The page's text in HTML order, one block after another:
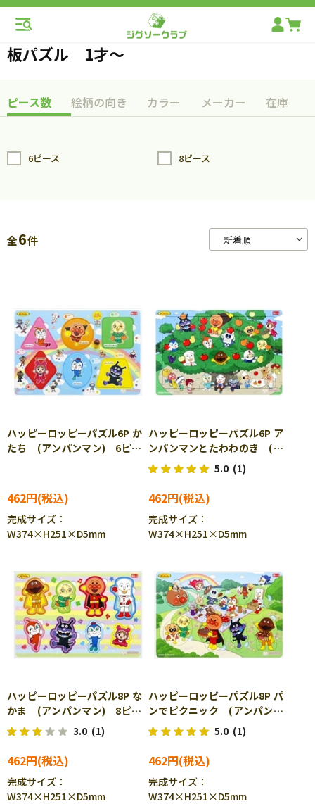
板パズル 1才～
ピース数 絵柄の向き カラー メーカー 在庫
6ピース 8ピース
全6件
ハッピーロッピーパズル6P か
たち (アンパンマン) 6ピー
462円
完成サイズ：
W374×H251×D5mm
ハッピーロッピーパズル6P ア
ンパンマンとたわわのき (ア
ンパンマン) 6ピース SUN-
6840010B ［CP-AP］［CP-
IT］
5.0 (1)
462円
完成サイズ：
W374×H251×D5mm
ハッピーロッピーパズル8P な
かま (アンパンマン) 8ピー
ス SUN-6850010A ［CP-
AP］［CP-IT］
3.0 (1)
462円
完成サイズ：
W374×H251×D5mm
ハッピーロッピーパズル8P パ
ンでピクニック (アンパンマ
ン) 8ピース SUN-
6850010B ［CP-AP］［CP-
IT］
5.0 (1)
462円
完成サイズ：
W374×H251×D5mm